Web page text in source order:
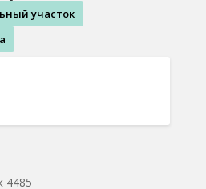
участок